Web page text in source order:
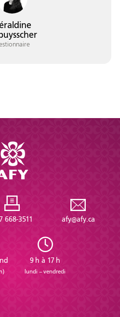
668-3511 afy@afy.ca
9 h à 17 h
lundi – vendredi